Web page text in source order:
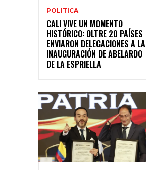
POLITICA
CALI VIVE UN MOMENTO
HISTÓRICO: OLTRE 20 PAÍSES
ENVIARON DELEGACIONES A LA
INAUGURACIÓN DE ABELARDO
DE LA ESPRIELLA